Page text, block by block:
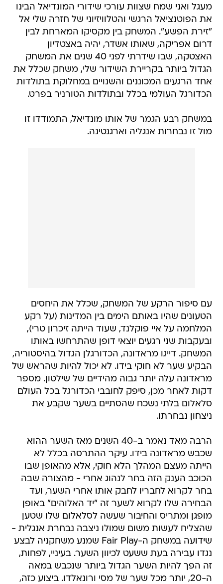
מעגל ואני שמח שצוות עורכי שידורי המונדיאל הבינו
את הפוטנציאל הרגשי והטלוויזיוני של חזרה שלי אל
"זירת הפשע". המשחק בין מקסיקו המארחת לבין
דרום אפריקה, שאותו אשדר, יהיה באצטדיון
האצטקה, שבו שידרתי לפני 40 שנים את המשחק
הגדול ביותר בקריירת השידור שלי, משחק שכלל את
אחד הרגעים המכוננים והשנויים במחלוקת בתולדות
הכדורגל העולמי בכלל ובתולדות הטורניר בפרט.
במשחק רבע הגמר של אותו מונדיאל, התמודדו זו
מול זו נבחרות אנגליה וארגנטינה.
עם סיפור הרקע של המשחק, שכלל את היחסים
הטעונים שהיו באותם הימים בין המדינות (על רקע
המלחמה על איי פוקלנד, שעוד הייתה זיכרון טרי),
ובעקבות שני רגעים יוצאי דופן שהתרחשו באותו
המשחק. דייגו מראדונה, הכדורגלן הגדול בהיסטוריה,
הבקיע שער לא חוקי בידו. לא יכול להיות שהראש של
מראדונה עלה יותר גבוה מהידיים של שילטון. מספר
דקות לאחר מכן, סיפק לחובבי הכדורגל בכל העולם
סלאלום בלתי נשכח שהסתיים בשער שקבע את
ניצחון נבחרתו.
הרבה מאד נאמר ב-40 השנים מאז השער ההוא
שכבש מראדונה בידו. עיקר ההתרסה בכלל לא
הייתה מעצם המהלך הלא חוקי, אלא מהאופן שבו
הכוכב הענק הזה בחר לנהוג אחרי - מהצורה שבה
בחר לקרוא לחבריו לחבק אותו אחרי השער, ועד
הבחירה שלו לקרוא לשער זה "יד האלוהים" באופן
מופגן ומתריס והחיבור שעשה לסלאלום שלו שטען
שהצליח לעשות משום שמולו ניצבה נבחרת אנגלית -
שידועה במשחק ה-Fair Play שמנע משחקניה לבצע
נגדו עבירה בעת ששעט לכיוון השער. בעיניי, לפחות,
זה הפך להיות השער הגדול ביותר שנכבש במאה
ה-20, יותר מכל שער של מסי ורונאלדו. ביצוע כזה,